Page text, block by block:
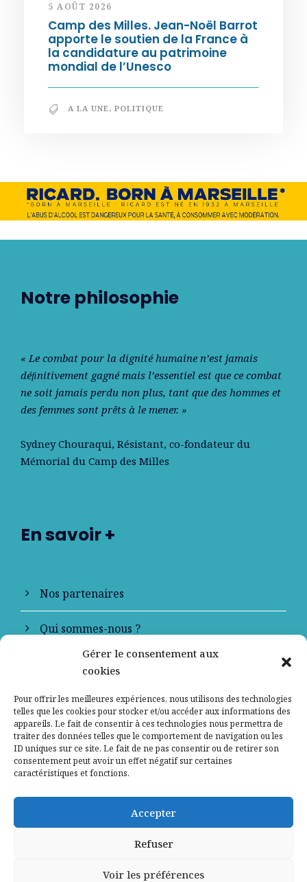
Gérer le consentement aux
cookies
Pour offrir les meilleures expériences, nous utilisons des technologies
telles que les cookies pour stocker et/ou accéder aux informations des
appareils. Le fait de consentir à ces technologies nous permettra de
traiter des données telles que le comportement de navigation ou les
ID uniques sur ce site. Le fait de ne pas consentir ou de retirer son
consentement peut avoir un effet négatif sur certaines
caractéristiques et fonctions.
Accepter
Refuser
Voir les préférences
5 AOÛT 2026
Camp des Milles. Jean-Noël Barrot
apporte le soutien de la France à
la candidature au patrimoine
mondial de l’Unesco
A LA UNE, POLITIQUE
Notre philosophie
« Le combat pour la dignité humaine n’est jamais
déﬁnitivement gagné mais l’essentiel est que ce combat
ne soit jamais perdu non plus, tant que des hommes et
des femmes sont prêts à le mener. »
Sydney Chouraqui, Résistant, co-fondateur du
Mémorial du Camp des Milles
En savoir +
Nos partenaires
Qui sommes-nous ?
Contactez-nous
Mentions légales
Politique de confidentialité